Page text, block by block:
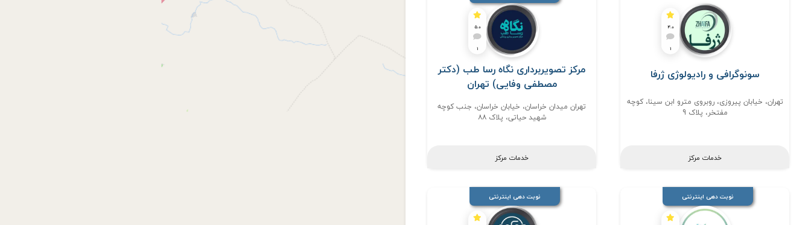
4.0
1
سونوگرافی و رادیولوژی ژرفا
تهران، خیابان پیروزی، روبروی مترو ابن سینا، کوچه
مفتخر، پلاک 9
خدمات مرکز
5.0
1
مرکز تصویربرداری نگاه رسا طب (دکتر
مصطفی وفایی) تهران
تهران میدان خراسان، خیابان خراسان، جنب کوچه
شهید حیاتی، پلاک ۸۸
خدمات مرکز
نوبت دهی اینترنتی نوبت دهی اینترنتی